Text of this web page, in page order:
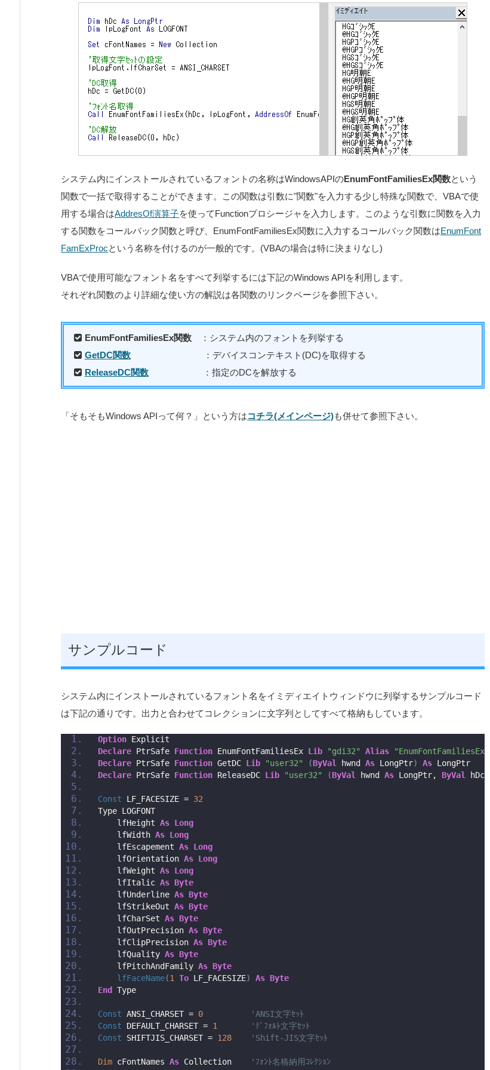
システム内にインストールされているフォントの名称はWindowsAPIのEnumFontFamiliesEx関数という
関数で一括で取得することができます。この関数は引数に"関数"を入力する少し特殊な関数で、VBAで使
用する場合はAddresOf演算子を使ってFunctionプロシージャを入力します。このような引数に関数を入力
する関数をコールバック関数と呼び、EnumFontFamiliesEx関数に入力するコールバック関数はEnumFont
FamExProcという名称を付けるのが一般的です。(VBAの場合は特に決まりなし)
VBAで使用可能なフォント名をすべて列挙するには下記のWindows APIを利用します。
それぞれ関数のより詳細な使い方の解説は各関数のリンクページを参照下さい。
EnumFontFamiliesEx関数：システム内のフォントを列挙する
GetDC関数
：デバイスコンテキスト(DC)を取得する
ReleaseDC関数
：指定のDCを解放する
「そもそもWindows APIって何？」という方はコチラ(メインページ)も併せて参照下さい。
サンプルコード
システム内にインストールされているフォント名をイミディエイトウィンドウに列挙するサンプルコード
は下記の通りです。出力と合わせてコレクションに文字列としてすべて格納もしています。
Option Explicit
Declare PtrSafe Function EnumFontFamiliesEx Lib "gdi32" Alias "EnumFontFamiliesExA"
Declare PtrSafe Function GetDC Lib "user32" (ByVal hwnd As LongPtr) As LongPtr
Declare PtrSafe Function ReleaseDC Lib "user32" (ByVal hwnd As LongPtr, ByVal hDc
Const LF_FACESIZE = 32
Type LOGFONT
    lfHeight
As Long
    lfWidth
As Long
    lfEscapement
As Long
    lfOrientation
As Long
    lfWeight
As Long
    lfItalic
As Byte
    lfUnderline
As Byte
    lfStrikeOut
As Byte
    lfCharSet
As Byte
    lfOutPrecision
As Byte
    lfClipPrecision
As Byte
    lfQuality
As Byte
    lfPitchAndFamily
As Byte
lfFaceName(1 To LF_FACESIZE) As Byte
End
Type
Const ANSI_CHARSET = 0
'ANSI文字ｾｯﾄ
Const DEFAULT_CHARSET = 1
'ﾃﾞﾌｫﾙﾄ文字ｾｯﾄ
Const SHIFTJIS_CHARSET = 128 'Shift-JIS文字ｾｯﾄ
Dim cFontNames As Collection
'ﾌｫﾝﾄ名格納用ｺﾚｸｼｮﾝ